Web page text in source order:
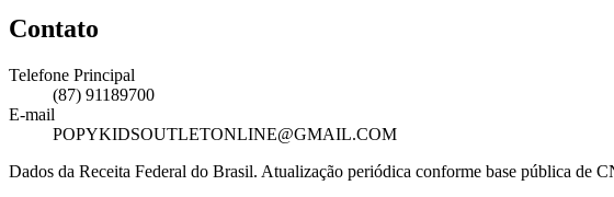
Contato
Telefone Principal
(87) 91189700
E-mail
POPYKIDSOUTLETONLINE@GMAIL.COM
Dados da Receita Federal do Brasil. Atualização periódica conforme base pública de